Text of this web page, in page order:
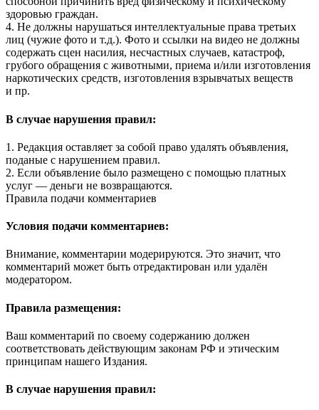
здоровью граждан.
4. Не должны нарушаться интеллектуальные права третьих
лиц (чужие фото и т.д.). Фото и ссылки на видео не должны
содержать сцен насилия, несчастных случаев, катастроф,
грубого обращения с животными, приема и/или изготовления
наркотических средств, изготовления взрывчатых веществ
и пр.
В случае нарушения правил:
1. Редакция оставляет за собой право удалять объявления,
поданые с нарушением правил.
2. Если объявление было размещено с помощью платных
услуг — деньги не возвращаются.
Правила подачи комментариев
Условия подачи комментариев:
Внимание, комментарии модерируются. Это значит, что
комментарий может быть отредактирован или удалён
модератором.
Правила размещения:
Ваш комментарий по своему содержанию должен
соответствовать действующим законам РФ и этическим
принципам нашего Издания.
В случае нарушения правил: